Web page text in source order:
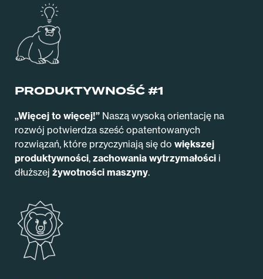
PRODUKTYWNOŚĆ #1
„Więcej to więcej!” Naszą wysoką orientację na
rozwój potwierdza sześć opatentowanych
rozwiązań, które przyczyniają się do większej
produktywności, zachowania wytrzymałości i
dłuższej żywotności maszyny.